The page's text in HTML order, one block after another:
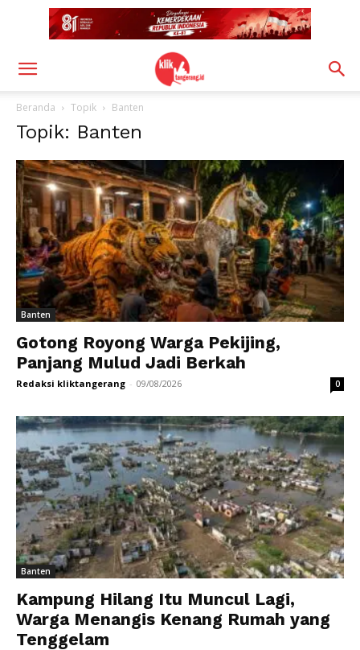
Beranda Topik Banten
Topik: Banten
Banten
Gotong Royong Warga Pekijing,
Panjang Mulud Jadi Berkah
Redaksi kliktangerang - 09/08/2026 0
Banten
Kampung Hilang Itu Muncul Lagi,
Warga Menangis Kenang Rumah yang
Tenggelam